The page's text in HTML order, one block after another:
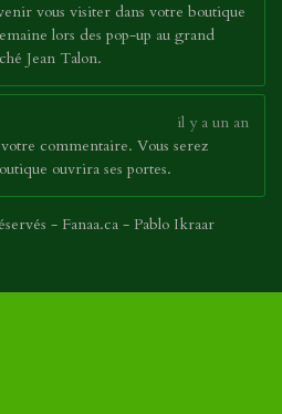
vous visiter dans votre boutique
lors des pop-up au grand
Jean Talon.
il y a un an
commentaire. Vous serez
ouvrira ses portes.
- Fanaa.ca - Pablo Ikraar